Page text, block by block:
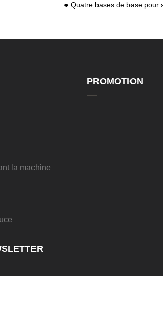
Quatre bases de base pour sélectionner
la machine
PROMOTION